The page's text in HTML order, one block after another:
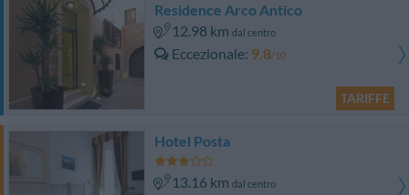
Residence Arco Antico
12.98 km dal centro
Eccezionale 9.8/10
TARIFFE
Hotel Posta
13.16 km dal centro